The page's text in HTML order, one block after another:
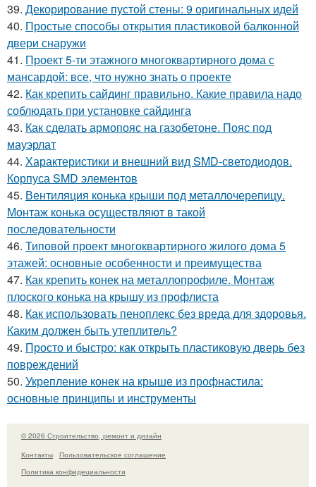
39. Декорирование пустой стены: 9 оригинальных идей
40. Простые способы открытия пластиковой балконной
двери снаружи
41. Проект 5-ти этажного многоквартирного дома с
мансардой: все, что нужно знать о проекте
42. Как крепить сайдинг правильно. Какие правила надо
соблюдать при установке сайдинга
43. Как сделать армопояс на газобетоне. Пояс под
мауэрлат
44. Характеристики и внешний вид SMD-светодиодов.
Корпуса SMD элементов
45. Вентиляция конька крыши под металлочерепицу.
Монтаж конька осуществляют в такой
последовательности
46. Типовой проект многоквартирного жилого дома 5
этажей: основные особенности и преимущества
47. Как крепить конек на металлопрофиле. Монтаж
плоского конька на крышу из профлиста
48. Как использовать пеноплекс без вреда для здоровья.
Каким должен быть утеплитель?
49. Просто и быстро: как открыть пластиковую дверь без
повреждений
50. Укрепление конек на крыше из профнастила:
основные принципы и инструменты
© 2026 Строительство, ремонт и дизайн
Контакты
Пользовательское соглашение
Политика конфидециальности